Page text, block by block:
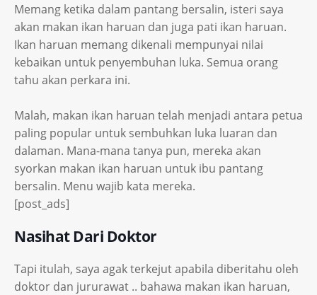
Memang ketika dalam pantang bersalin, isteri saya
akan makan ikan haruan dan juga pati ikan haruan.
Ikan haruan memang dikenali mempunyai nilai
kebaikan untuk penyembuhan luka. Semua orang
tahu akan perkara ini.
Malah, makan ikan haruan telah menjadi antara petua
paling popular untuk sembuhkan luka luaran dan
dalaman. Mana-mana tanya pun, mereka akan
syorkan makan ikan haruan untuk ibu pantang
bersalin. Menu wajib kata mereka.
[post_ads]
Nasihat Dari Doktor
Tapi itulah, saya agak terkejut apabila diberitahu oleh
doktor dan jururawat .. bahawa makan ikan haruan,